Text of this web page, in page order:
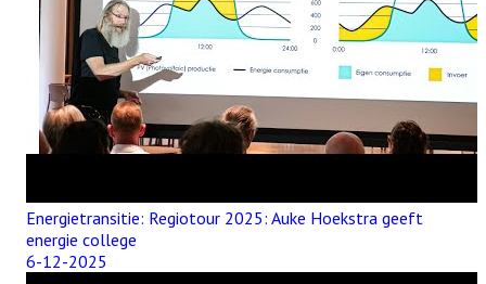
Energietransitie: Regiotour 2025: Auke Hoekstra geeft
energie college
6-12-2025